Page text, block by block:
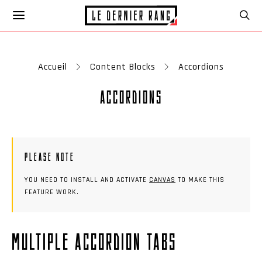
Accueil Content Blocks Accordions
ACCORDIONS
PLEASE NOTE
YOU NEED TO INSTALL AND ACTIVATE CANVAS TO MAKE THIS
FEATURE WORK.
MULTIPLE ACCORDION TABS